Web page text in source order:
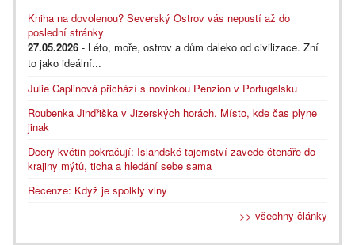
Kniha na dovolenou? Severský Ostrov vás nepustí až do
poslední stránky
27.05.2026 - Léto, moře, ostrov a dům daleko od civilizace. Zní
to jako ideální...
Julie Caplinová přichází s novinkou Penzion v Portugalsku
Roubenka Jindřiška v Jizerských horách. Místo, kde čas plyne
jinak
Dcery květin pokračují: Islandské tajemství zavede čtenáře do
krajiny mýtů, ticha a hledání sebe sama
Recenze: Když je spolkly vlny
>> všechny články